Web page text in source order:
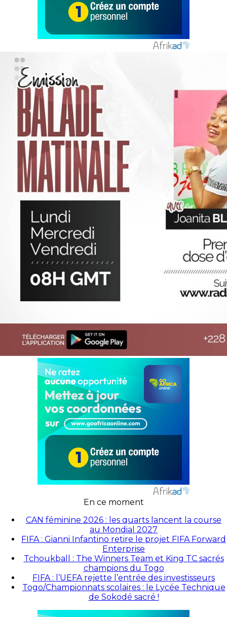
En ce moment
CAN féminine 2026 : les quarts lancent la course
au Mondial 2027
FIFA : Gianni Infantino retire le projet FIFA Forward
Enterprise
Tchoukball : The Winners Team et King TC sacrés
champions du Togo
FIFA : l’UEFA rejette l’entrée des investisseurs
Togo/Championnats scolaires : le Lycée Technique
de Sokodé sacré !